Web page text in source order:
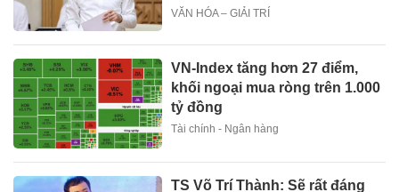
VĂN HÓA – GIẢI TRÍ
VN-Index tăng hơn 27 điểm,
khối ngoại mua ròng trên 1.000
tỷ đồng
Tài chính - Ngân hàng
TS Võ Trí Thành: Sẽ rất đáng